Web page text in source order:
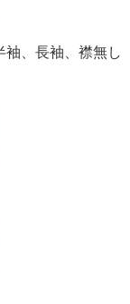
袖、長袖、襟無し